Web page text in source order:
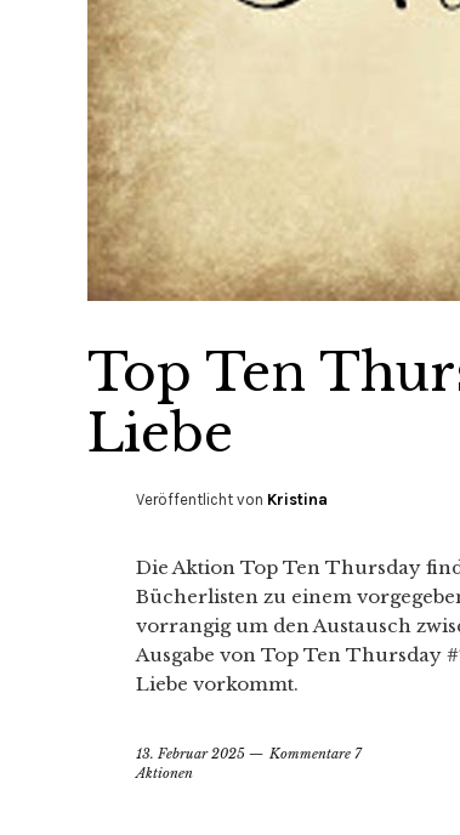
Top Ten
Liebe
Veröffentlicht von Kristina
Die Aktion Top Ten Thursday
Bücherlisten zu einem
vorrangig um den Austausch
Ausgabe von Top Ten Thursday
Liebe vorkommt.
13. Februar 2025
Kommentare 7
Aktionen